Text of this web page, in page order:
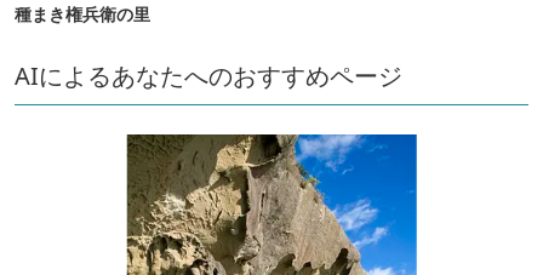
種まき権兵衛の里
AIによるあなたへのおすすめページ